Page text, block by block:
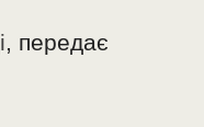
, передає